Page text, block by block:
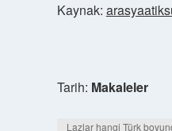
Kaynak:
Tarih: Makaleler
Lazlar hangi Türk